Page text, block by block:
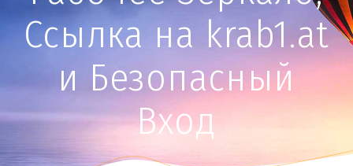
Ссылка на krab1.at
и Безопасный
Вход